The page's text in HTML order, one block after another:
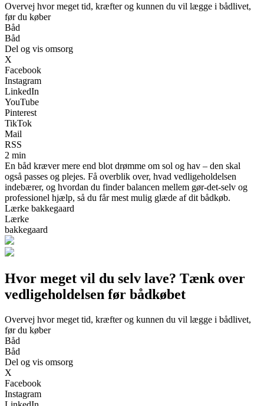
Overvej hvor meget tid, kræfter og kunnen du vil lægge i bådlivet,
før du køber
Båd
Båd
Del og vis omsorg
X
Facebook
Instagram
LinkedIn
YouTube
Pinterest
TikTok
Mail
RSS
2 min
En båd kræver mere end blot drømme om sol og hav – den skal
også passes og plejes. Få overblik over, hvad vedligeholdelsen
indebærer, og hvordan du finder balancen mellem gør-det-selv og
professionel hjælp, så du får mest mulig glæde af dit bådkøb.
Lærke bakkegaard
Lærke
bakkegaard
Hvor meget vil du selv lave? Tænk over
vedligeholdelsen før bådkøbet
Overvej hvor meget tid, kræfter og kunnen du vil lægge i bådlivet,
før du køber
Båd
Båd
Del og vis omsorg
X
Facebook
Instagram